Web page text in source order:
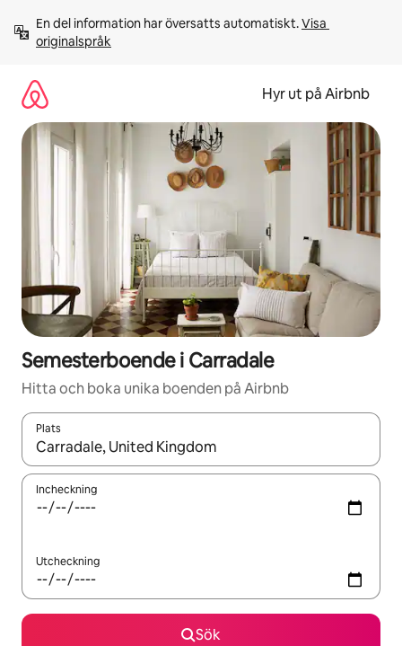
innehåll
En del information har översatts automatiskt. Visa
originalspråk
Hyr ut på Airbnb
Semesterboende i Carradale
Hitta och boka unika boenden på Airbnb
Plats
När resultaten är tillgängliga kan du navigera med upp- och
Incheckning
Utcheckning
Sök